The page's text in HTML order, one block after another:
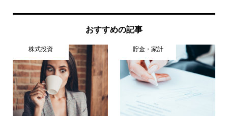
おすすめの記事
株式投資 貯金・家計